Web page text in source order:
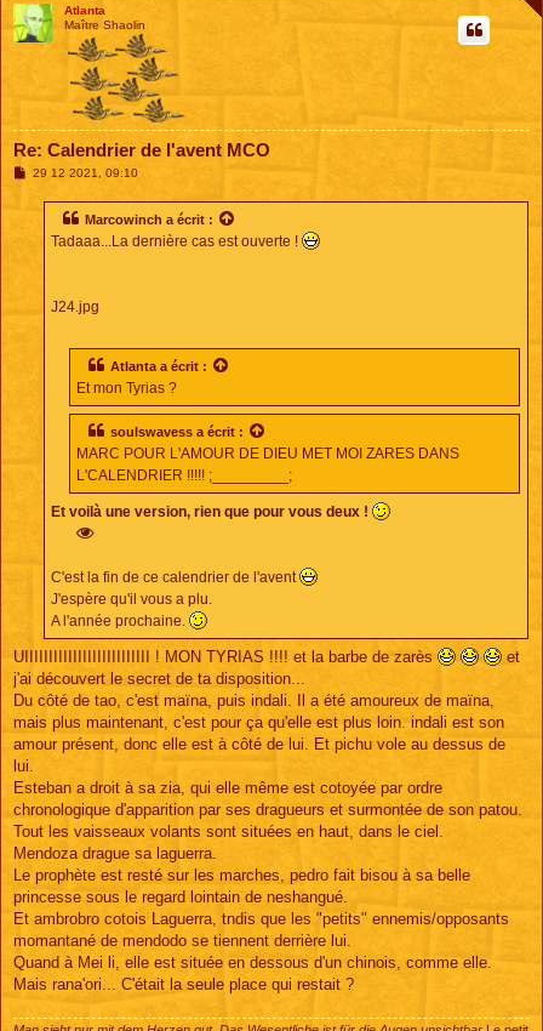
Atlanta
Maître Shaolin
Re: Calendrier de l'avent MCO
M29 12 2021, 09:10
Marcowinch a écrit :
Tadaaa...La dernière cas est ouverte !
J24.jpg
Atlanta a écrit :
Et mon Tyrias ?
soulswavess a écrit :
MARC POUR L'AMOUR DE DIEU MET MOI ZARES DANS
L'CALENDRIER !!!!! ;_________;
Et voilà une version, rien que pour vous deux !
C'est la fin de ce calendrier de l'avent
J'espère qu'il vous a plu.
A l'année prochaine.
UIIIIIIIIIIIIIIIIIIIIIIIIII ! MON TYRIAS !!!! et la barbe de zarès
et
j'ai découvert le secret de ta disposition...
Du côté de tao, c'est maïna, puis indali. Il a été amoureux de maïna,
mais plus maintenant, c'est pour ça qu'elle est plus loin. indali est son
amour présent, donc elle est à côté de lui. Et pichu vole au dessus de
lui.
Esteban a droit à sa zia, qui elle même est cotoyée par ordre
chronologique d'apparition par ses dragueurs et surmontée de son patou.
Tout les vaisseaux volants sont situées en haut, dans le ciel.
Mendoza drague sa laguerra.
Le prophète est resté sur les marches, pedro fait bisou à sa belle
princesse sous le regard lointain de neshangué.
Et ambrobro cotois Laguerra, tndis que les "petits" ennemis/opposants
momantané de mendodo se tiennent derrière lui.
Quand à Mei li, elle est située en dessous d'un chinois, comme elle.
Mais rana'ori... C'était la seule place qui restait ?